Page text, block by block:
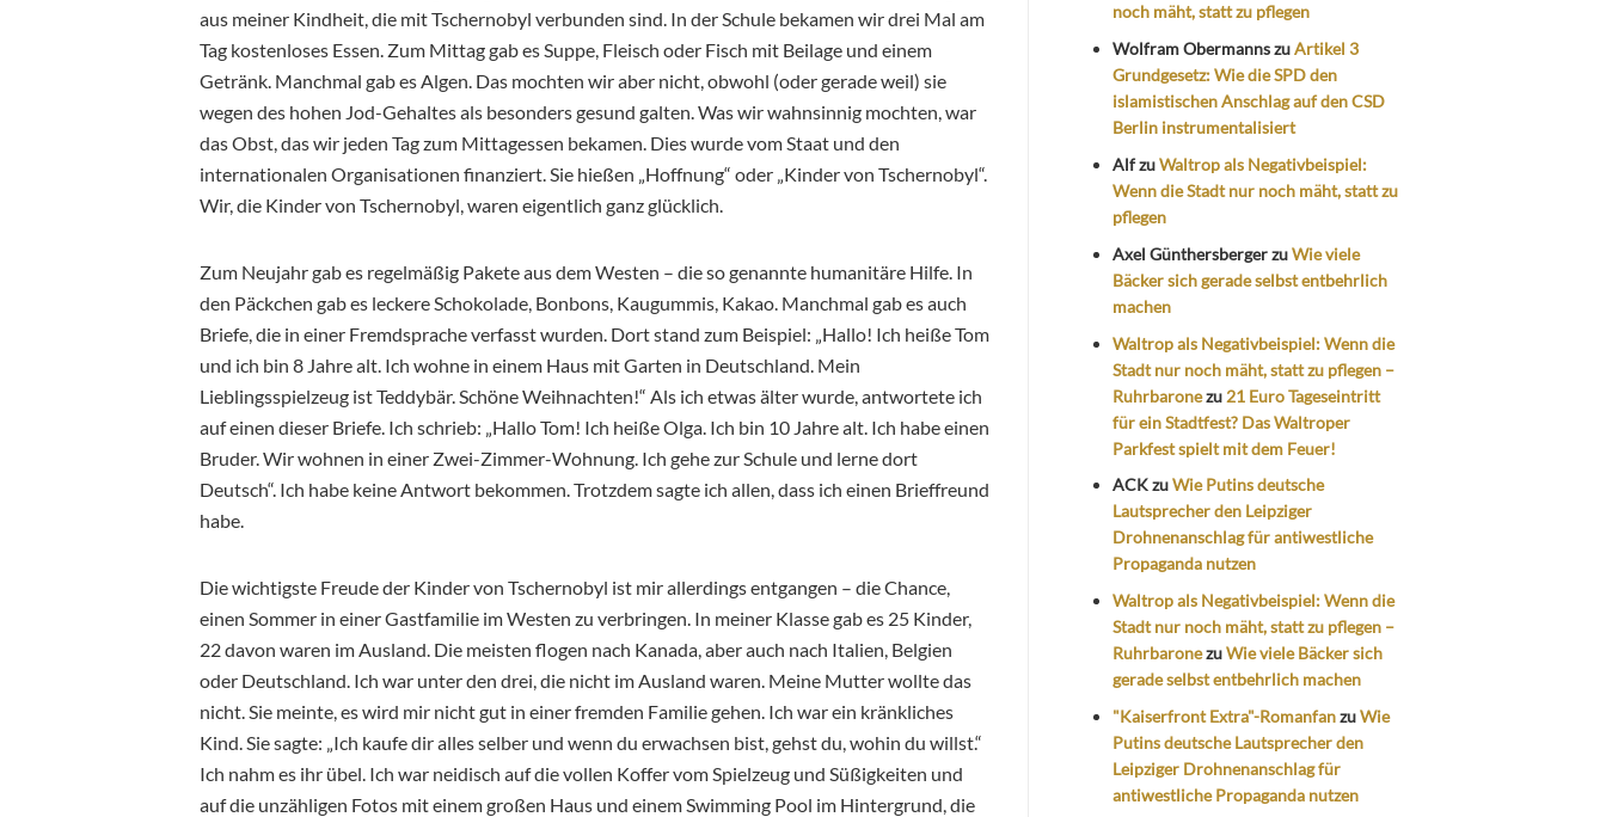
aus meiner Kindheit, die mit Tschernobyl verbunden sind. In der Schule bekamen wir drei Mal am
Tag kostenloses Essen. Zum Mittag gab es Suppe, Fleisch oder Fisch mit Beilage und einem
Getränk. Manchmal gab es Algen. Das mochten wir aber nicht, obwohl (oder gerade weil) sie
wegen des hohen Jod-Gehaltes als besonders gesund galten. Was wir wahnsinnig mochten, war
das Obst, das wir jeden Tag zum Mittagessen bekamen. Dies wurde vom Staat und den
internationalen Organisationen finanziert. Sie hießen „Hoffnung“ oder „Kinder von Tschernobyl“.
Wir, die Kinder von Tschernobyl, waren eigentlich ganz glücklich.
Zum Neujahr gab es regelmäßig Pakete aus dem Westen – die so genannte humanitäre Hilfe. In
den Päckchen gab es leckere Schokolade, Bonbons, Kaugummis, Kakao. Manchmal gab es auch
Briefe, die in einer Fremdsprache verfasst wurden. Dort stand zum Beispiel: „Hallo! Ich heiße Tom
und ich bin 8 Jahre alt. Ich wohne in einem Haus mit Garten in Deutschland. Mein
Lieblingsspielzeug ist Teddybär. Schöne Weihnachten!“ Als ich etwas älter wurde, antwortete ich
auf einen dieser Briefe. Ich schrieb: „Hallo Tom! Ich heiße Olga. Ich bin 10 Jahre alt. Ich habe einen
Bruder. Wir wohnen in einer Zwei-Zimmer-Wohnung. Ich gehe zur Schule und lerne dort
Deutsch“. Ich habe keine Antwort bekommen. Trotzdem sagte ich allen, dass ich einen Brieffreund
habe.
Die wichtigste Freude der Kinder von Tschernobyl ist mir allerdings entgangen – die Chance,
einen Sommer in einer Gastfamilie im Westen zu verbringen. In meiner Klasse gab es 25 Kinder,
22 davon waren im Ausland. Die meisten flogen nach Kanada, aber auch nach Italien, Belgien
oder Deutschland. Ich war unter den drei, die nicht im Ausland waren. Meine Mutter wollte das
nicht. Sie meinte, es wird mir nicht gut in einer fremden Familie gehen. Ich war ein kränkliches
Kind. Sie sagte: „Ich kaufe dir alles selber und wenn du erwachsen bist, gehst du, wohin du willst.“
Ich nahm es ihr übel. Ich war neidisch auf die vollen Koffer vom Spielzeug und Süßigkeiten und
auf die unzähligen Fotos mit einem großen Haus und einem Swimming Pool im Hintergrund, die
noch mäht, statt zu pflegen
Wolfram ObermannszuArtikel 3
Grundgesetz: Wie die SPD den
islamistischen Anschlag auf den CSD
Berlin instrumentalisiert
AlfzuWaltrop als Negativbeispiel:
Wenn die Stadt nur noch mäht, statt zu
pflegen
Axel GünthersbergerzuWie viele
Bäcker sich gerade selbst entbehrlich
machen
Waltrop als Negativbeispiel: Wenn die
Stadt nur noch mäht, statt zu pflegen –
Ruhrbaronezu 21 Euro Tageseintritt
für ein Stadtfest? Das Waltroper
Parkfest spielt mit dem Feuer!
ACKzuWie Putins deutsche
Lautsprecher den Leipziger
Drohnenanschlag für antiwestliche
Propaganda nutzen
Waltrop als Negativbeispiel: Wenn die
Stadt nur noch mäht, statt zu pflegen –
RuhrbaronezuWie viele Bäcker sich
gerade selbst entbehrlich machen
"Kaiserfront Extra"-RomanfanzuWie
Putins deutsche Lautsprecher den
Leipziger Drohnenanschlag für
antiwestliche Propaganda nutzen